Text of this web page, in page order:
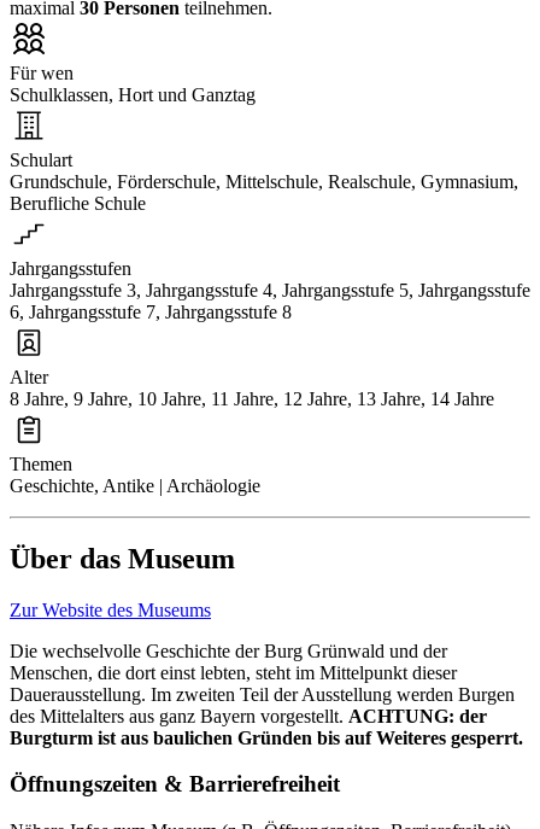
maximal 30 Personen teilnehmen.
Für wen
Schulklassen, Hort und Ganztag
Schulart
Grundschule, Förderschule, Mittelschule, Realschule, Gymnasium,
Berufliche Schule
Jahrgangsstufen
Jahrgangsstufe 3, Jahrgangsstufe 4, Jahrgangsstufe 5, Jahrgangsstufe
6, Jahrgangsstufe 7, Jahrgangsstufe 8
Alter
8 Jahre, 9 Jahre, 10 Jahre, 11 Jahre, 12 Jahre, 13 Jahre, 14 Jahre
Themen
Geschichte, Antike | Archäologie
Über das Museum
Zur Website des Museums
Die wechselvolle Geschichte der Burg Grünwald und der
Menschen, die dort einst lebten, steht im Mittelpunkt dieser
Dauerausstellung. Im zweiten Teil der Ausstellung werden Burgen
des Mittelalters aus ganz Bayern vorgestellt. ACHTUNG: der
Burgturm ist aus baulichen Gründen bis auf Weiteres gesperrt.
Öffnungszeiten & Barrierefreiheit